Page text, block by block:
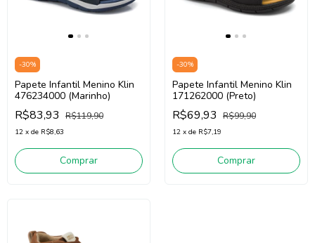
-30%
Papete Infantil Menino Klin
476234000 (Marinho)
R$83,93 R$119,90
12 x de R$8,63
Comprar
-30%
Papete Infantil Menino Klin
171262000 (Preto)
R$69,93 R$99,90
12 x de R$7,19
Comprar